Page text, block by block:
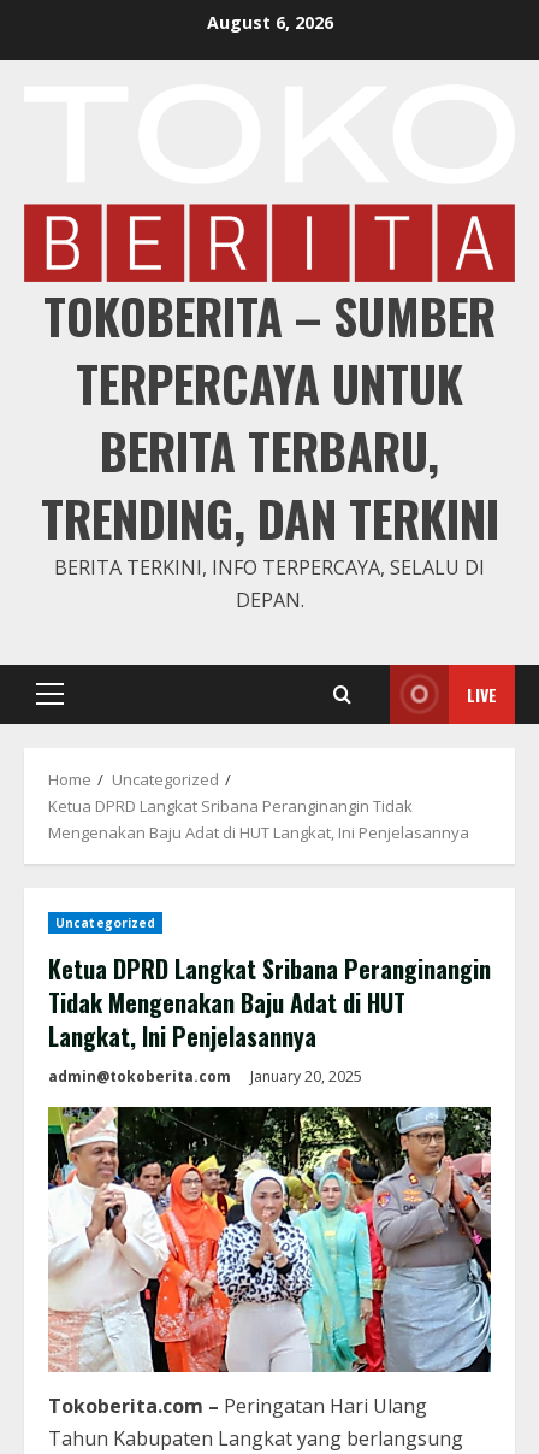
August 6, 2026
TOKOBERITA – SUMBER
TERPERCAYA UNTUK
BERITA TERBARU,
TRENDING, DAN TERKINI
BERITA TERKINI, INFO TERPERCAYA, SELALU DI
DEPAN.
Primary
LIVE
Home
Uncategorized
Ketua DPRD Langkat Sribana Peranginangin Tidak
Mengenakan Baju Adat di HUT Langkat, Ini Penjelasannya
Uncategorized
Ketua DPRD Langkat Sribana Peranginangin
Tidak Mengenakan Baju Adat di HUT
Langkat, Ini Penjelasannya
admin@tokoberita.com January 20, 2025
Tokoberita.com – Peringatan Hari Ulang
Tahun Kabupaten Langkat yang berlangsung